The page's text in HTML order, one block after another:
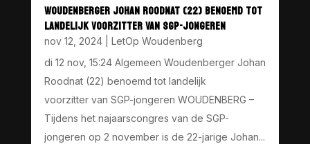
WOUDENBERGER JOHAN ROODNAT (22) BENOEMD TOT
LANDELIJK VOORZITTER VAN SGP-JONGEREN
nov 12, 2024| LetOp Woudenberg
di 12 nov, 15:24 Algemeen Woudenberger Johan
Roodnat (22) benoemd tot landelijk
voorzitter van SGP-jongeren WOUDENBERG –
Tijdens het najaarscongres van de SGP-
jongeren op 2 november is de 22-jarige Johan...